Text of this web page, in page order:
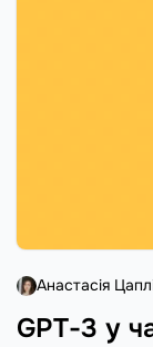
GPT-3 у
Анастасія